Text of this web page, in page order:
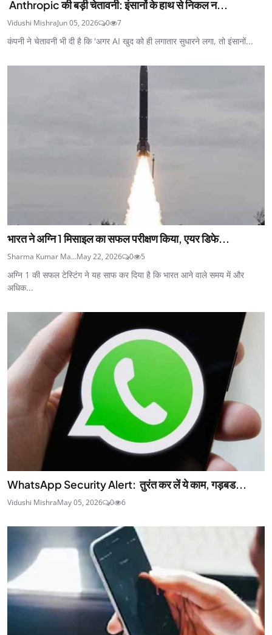
Anthropic की बड़ी चेतावनी: इंसानों के हाथ से निकल न...
Vidushi MishraJun 05, 2026 0 7
कंपनी ने चेतावनी भी दी है कि 'अगर AI खुद को ही लगातार सुधारने लगा, तो इंसानों...
भारत ने अग्नि 1 मिसाइल का सफल परीक्षण किया, एयर डिफे...
Sharma Kumar Ma...May 22, 2026 0 5
अग्नि 1 की सफल टेस्टिंग ने यह साफ कर दिया है कि भारत आने वाले समय में और
अधिक...
WhatsApp Security Alert: तुरंत कर लें ये काम, गड़बड...
Vidushi MishraMay 05, 2026 0 6